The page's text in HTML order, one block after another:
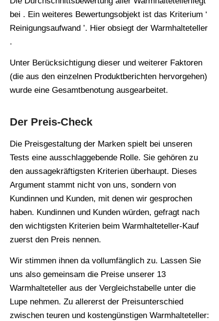
bei . Ein weiteres Bewertungsobjekt ist das Kriterium ‘
Reinigungsaufwand ’. Hier obsiegt der Warmhalteteller
.
Unter Berücksichtigung dieser und weiterer Faktoren
(die aus den einzelnen Produktberichten hervorgehen)
wurde eine Gesamtbenotung ausgearbeitet.
Der Preis-Check
Die Preisgestaltung der Marken spielt bei unseren
Tests eine ausschlaggebende Rolle. Sie gehören zu
den aussagekräftigsten Kriterien überhaupt. Dieses
Argument stammt nicht von uns, sondern von
Kundinnen und Kunden, mit denen wir gesprochen
haben. Kundinnen und Kunden würden, gefragt nach
den wichtigsten Kriterien beim Warmhalteteller-Kauf
zuerst den Preis nennen.
Wir stimmen ihnen da vollumfänglich zu. Lassen Sie
uns also gemeinsam die Preise unserer 13
Warmhalteteller aus der Vergleichstabelle unter die
Lupe nehmen. Zu allererst der Preisunterschied
zwischen teuren und kostengünstigen Warmhalteteller: